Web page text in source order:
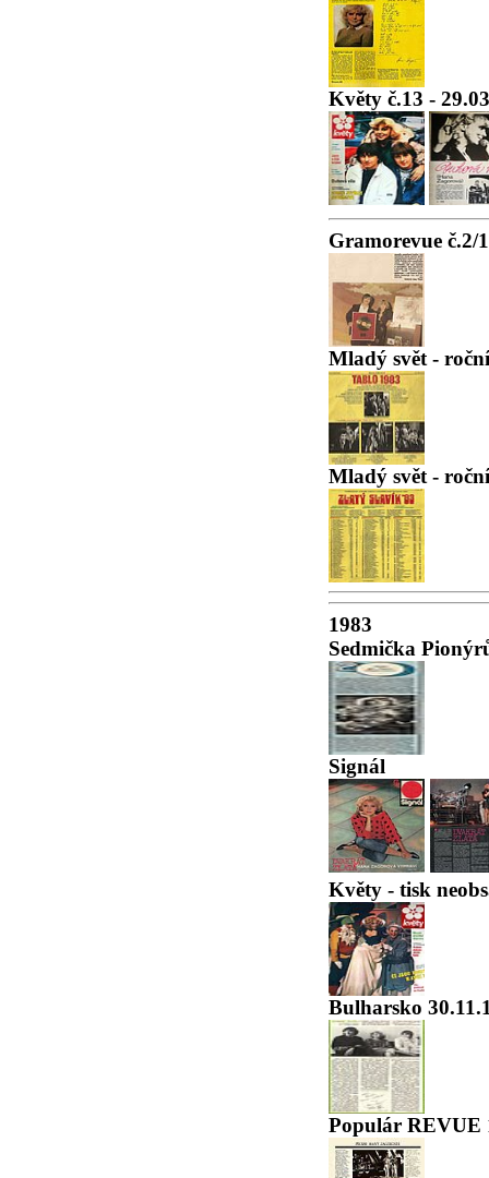
Květy č.13 -
Gramorevue č.2/
Mladý svět -
Mladý svět -
1983
Sedmička
Signál
Květy - tisk
Bulharsko
Populár REVUE